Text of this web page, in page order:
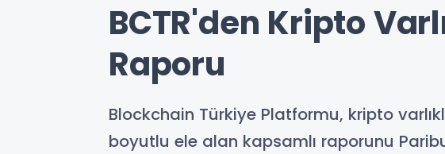
BCTR'den Kripto
Raporu
Blockchain Türkiye Platformu, kripto
boyutlu ele alan kapsamlı raporunu